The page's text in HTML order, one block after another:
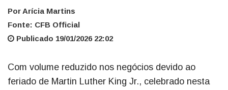
Por Arícia Martins
Fonte: CFB Official
Publicado 19/01/2026 22:02
Com volume reduzido nos negócios devido ao
feriado de Martin Luther King Jr., celebrado nesta